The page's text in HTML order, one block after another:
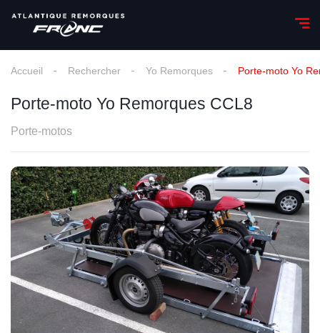
Accueil Rechercher Yo Remorques Porte-moto Yo
Porte-moto Yo Remorques CCL8
Porte-motos